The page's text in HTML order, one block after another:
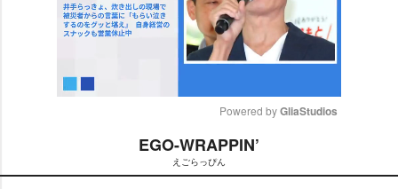
t
Powered by GliaStudios
EGO-WRAPPIN’
えごらっぴん